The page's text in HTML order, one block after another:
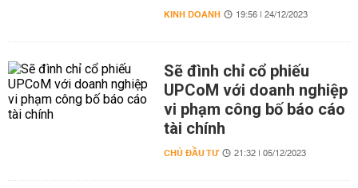
KINH DOANH 19:56 | 24/12/2023
Sẽ đình chỉ cổ phiếu
UPCoM với doanh nghiệp
vi phạm công bố báo cáo
tài chính
CHỦ ĐẦU TƯ 21:32 | 05/12/2023